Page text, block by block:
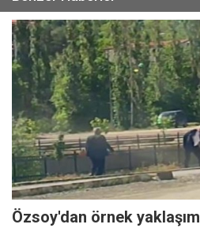
Özsoy'dan örnek yaklaşım